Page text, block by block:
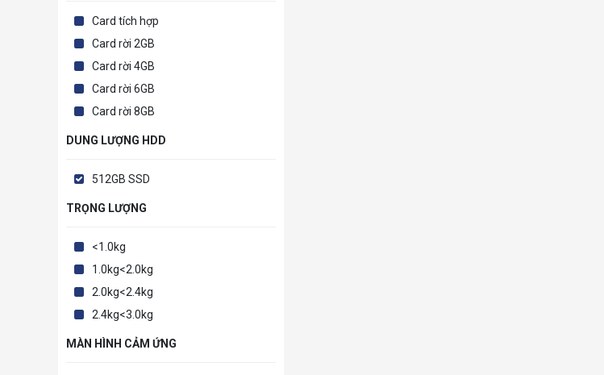
Card tích hợp
Card rời 2GB
Card rời 4GB
Card rời 6GB
Card rời 8GB
DUNG LƯỢNG HDD
512GB SSD
TRỌNG LƯỢNG
<1.0kg
1.0kg<2.0kg
2.0kg<2.4kg
2.4kg<3.0kg
MÀN HÌNH CẢM ỨNG